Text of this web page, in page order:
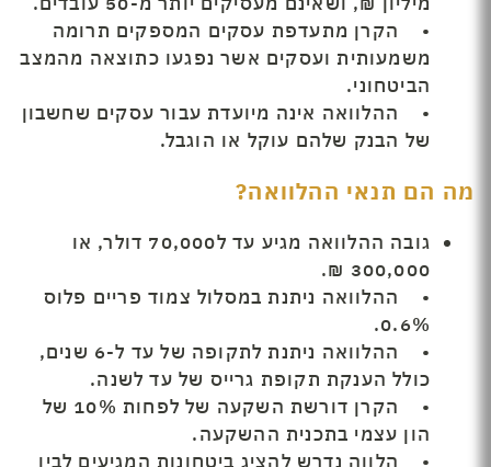
• הקרן מתעדפת עסקים המספקים תרומה
משמעותית ועסקים אשר נפגעו כתוצאה מהמצב
הביטחוני.
• ההלוואה אינה מיועדת עבור עסקים שחשבון
של הבנק שלהם עוקל או הוגבל.
מה הם תנאי ההלוואה?
גובה ההלוואה מגיע עד ל70,000 דולר, או
300,000 ₪.
• ההלוואה ניתנת במסלול צמוד פריים פלוס
0.6%.
• ההלוואה ניתנת לתקופה של עד ל-6 שנים,
כולל הענקת תקופת גרייס של עד לשנה.
• הקרן דורשת השקעה של לפחות 10% של
הון עצמי בתכנית ההשקעה.
• הלווה נדרש להציג ביטחונות המגיעים לבין